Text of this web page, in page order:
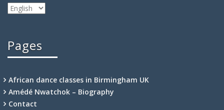
Choose
a
Pages
African dance classes in Birmingham UK
Amédé Nwatchok – Biography
Contact